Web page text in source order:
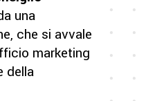
una
che si avvale
marketing
della